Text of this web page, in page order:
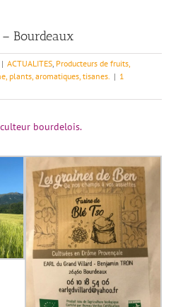
– Bourdeaux
| ACTUALITES, Producteurs de fruits,
plants, aromatiques, tisanes. | 1
bourdelois.